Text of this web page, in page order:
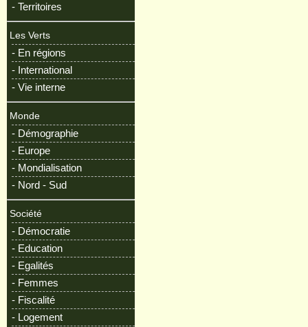
- Territoires
Les Verts
- En régions
- International
- Vie interne
Monde
- Démographie
- Europe
- Mondialisation
- Nord - Sud
Société
- Démocratie
- Education
- Egalités
- Femmes
- Fiscalité
- Logement